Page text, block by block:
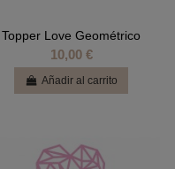
Topper Love Geométrico
10,00 €
Añadir al carrito